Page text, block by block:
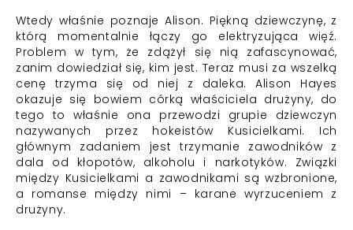
Wtedy właśnie poznaje Alison. Piękną dziewczynę, z
którą momentalnie łączy go elektryzująca więź.
Problem w tym, że zdążył się nią zafascynować,
zanim dowiedział się, kim jest. Teraz musi za wszelką
cenę trzyma się od niej z daleka. Alison Hayes
okazuje się bowiem córką właściciela drużyny, do
tego to właśnie ona przewodzi grupie dziewczyn
nazywanych przez hokeistów Kusicielkami. Ich
głównym zadaniem jest trzymanie zawodników z
dala od kłopotów, alkoholu i narkotyków. Związki
między Kusicielkami a zawodnikami są wzbronione,
a romanse między nimi – karane wyrzuceniem z
drużyny.